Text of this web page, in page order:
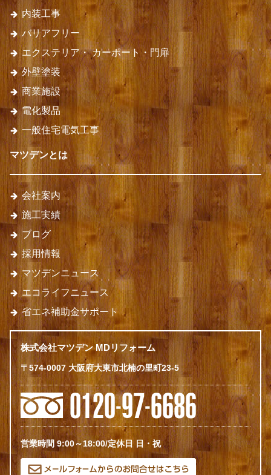
内装工事
バリアフリー
エクステリア・カーポート・門扉
外壁塗装
商業施設
電化製品
一般住宅電気工事
マツデンとは
会社案内
施工実績
ブログ
採用情報
マツデンニュース
エコライフニュース
省エネ補助金サポート
株式会社マツデン MDリフォーム
〒574-0007 大阪府大東市北楠の里町23-5
営業時間 9:00～18:00/定休日 日・祝